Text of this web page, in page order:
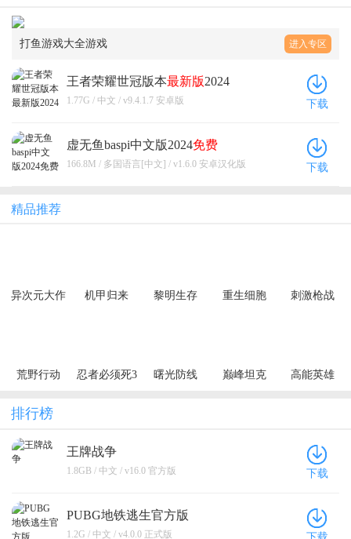
打鱼游戏大全游戏 进入专区
王者荣耀世冠版本最新版2024
1.77G / 中文 / v9.4.1.7 安卓版 下载
虚无鱼baspi中文版2024免费
166.8M / 多国语言[中文] / v1.6.0 安卓汉化版 下载
精品推荐
异次元大作
机甲归来
黎明生存
重生细胞 刺激枪战
荒野行动 忍者必须死3 曙光防线 巅峰坦克 高能英雄
排行榜
王牌战争
1.8GB / 中文 / v16.0 官方版 下载
PUBG地铁逃生官方版
1.2G / 中文 / v4.0.0 正式版